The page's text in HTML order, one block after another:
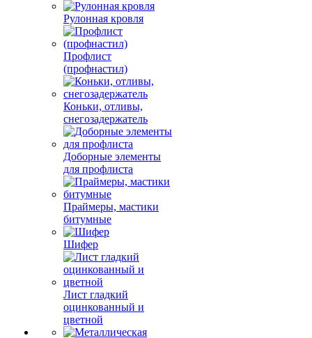
Рулонная кровля
Профлист
(профнастил)
Коньки, отливы,
снегозадержатель
Доборные элементы
для профлиста
Праймеры, мастики
битумные
Шифер
Лист гладкий
оцинкованный и
цветной